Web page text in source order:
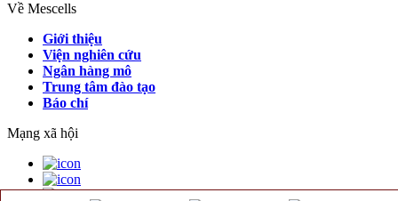
Về Mescells
Giới thiệu
Viện nghiên cứu
Ngân hàng mô
Trung tâm đào tạo
Báo chí
Mạng xã hội